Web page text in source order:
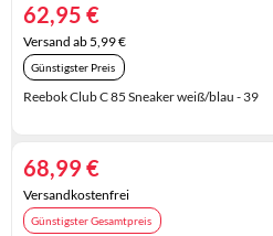
DAMENHOSEN
DAMENJACKEN &
RÖCKE
UMSTANDSMODE
HERRENHOSEN
HERRENJACKEN &
OHRRINGE
PIERCINGS
SCHMUCKAUFBEWAHRUNG
SCHMUCKKÄSTCHEN
HAUSSCHUHE
HERREN-HALBSCHUHE
HERREN-STIEFEL
HERRENSCHUHE
KOFFER
KULTURTASCHEN
RUCKSÄCKE
SCHULTASCHEN
UHRENBEWEGER
Reebok Club C 85 Sneaker weiß/blau - 39
Günstigster Preis
62,95 €
Versand ab 5,99 €
Günstigster Gesamtpreis
68,99 €
Versandkostenfrei